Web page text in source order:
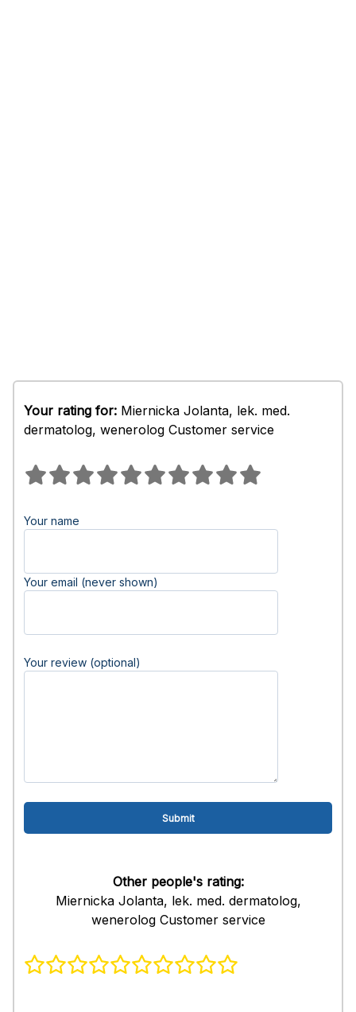
Your rating for: Miernicka Jolanta, lek. med.
dermatolog, wenerolog Customer service
Your name
Your email (never shown)
Your review (optional)
Other people's rating:
Miernicka Jolanta, lek. med. dermatolog,
wenerolog Customer service